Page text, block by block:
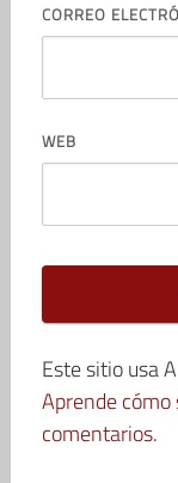
CORREO
WEB
Este sitio usa
Aprende cómo
comentarios.